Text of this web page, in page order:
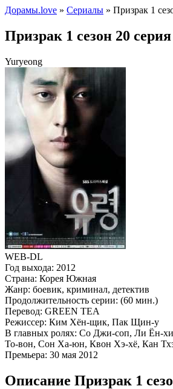
Дорамы.love » Сериалы » Призрак 1
Призрак 1 сезон 20 серия
Yuryeong
WEB-DL
Год выхода: 2012
Страна: Корея Южная
Жанр: боевик, криминал, детектив
Продолжительность серии: (60 мин.)
Перевод: GREEN TEA
Режиссер: Ким Хён-щик, Пак Щин-у
В главных ролях: Со Джи-соп, Ли Ён-
То-вон, Сон Ха-юн, Квон Хэ-хё, Кан
Премьера: 30 мая 2012
Описание Призрак 1